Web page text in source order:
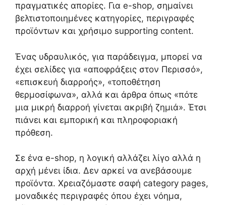
πραγματικές απορίες. Για e-shop, σημαίνει
βελτιστοποιημένες κατηγορίες, περιγραφές
προϊόντων και χρήσιμο supporting content.
Ένας υδραυλικός, για παράδειγμα, μπορεί να
έχει σελίδες για «αποφράξεις στον Περισσό»,
«επισκευή διαρροής», «τοποθέτηση
θερμοσίφωνα», αλλά και άρθρα όπως «πότε
μια μικρή διαρροή γίνεται ακριβή ζημιά». Έτσι
πιάνει και εμπορική και πληροφοριακή
πρόθεση.
Σε ένα e-shop, η λογική αλλάζει λίγο αλλά η
αρχή μένει ίδια. Δεν αρκεί να ανεβάσουμε
προϊόντα. Χρειαζόμαστε σαφή category pages,
μοναδικές περιγραφές όπου έχει νόημα,